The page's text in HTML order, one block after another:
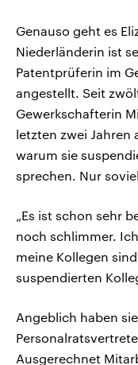
Genauso geht es
Niederländerin ist
Patentprüferin im
angestellt. Seit
Gewerkschafterin
letzten zwei Jahren
warum sie
sprechen. Nur
„Es ist schon sehr
noch schlimmer.
meine Kollegen
suspendierten
Angeblich haben
Ausgerechnet